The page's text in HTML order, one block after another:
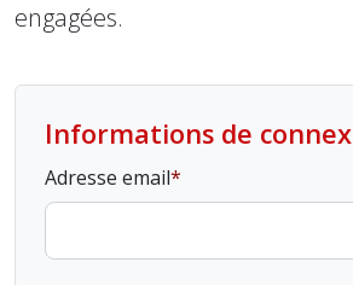
engagées.
Informations de
Adresse email